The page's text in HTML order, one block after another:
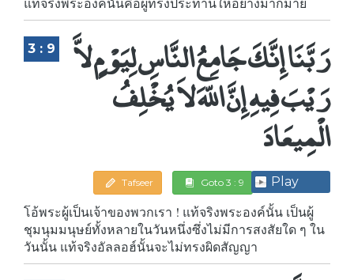
3 : 9 رَبَّنَا إِنَّكَ جَامِعُ النَّاسِ لِيَوْمٍ لاَّ
رَيْبَ فِيهِ إِنَّ اللّهَ لاَ يُخْلِفُ
الْمِيعَادَ
Tafseer Goto 3 : 9 Play
โอ้พระผู้เป็นเจ้าของพวกเรา ! แท้จริงพระองค์นั้น เป็นผู้
ชุมนุมมนุษย์ทั้งหลายในวันหนึ่งซึ่งไม่มีการสงสัยใด ๆ ใน
วันนั้น แท้จริงอัลลอฮ์นั้นจะไม่ทรงผิดสัญญา